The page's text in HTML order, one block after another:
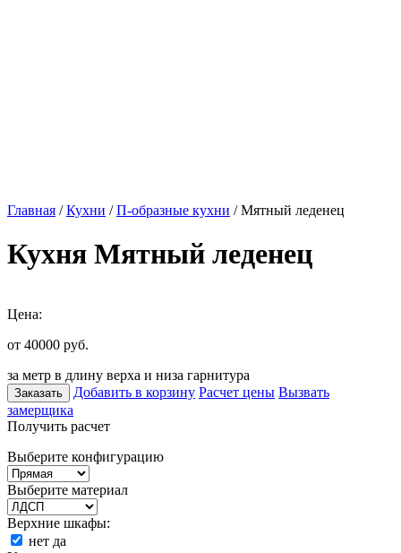
Главная /Кухни /П-образные кухни / Мятный леденец
Кухня Мятный леденец
Цена:
от 40000 руб.
за метр в длину верха и низа гарнитура
Заказать Добавить в корзину Расчет цены Вызвать
замерщика
Получить расчет
Выберите конфигурацию
Выберите материал
Верхние шкафы:
нет да